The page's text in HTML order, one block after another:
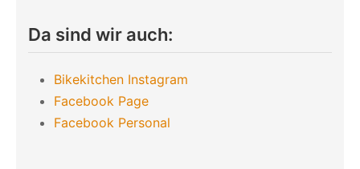
Da sind wir auch:
Bikekitchen Instagram
Facebook Page
Facebook Personal